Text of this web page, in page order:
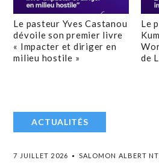
Le pasteur Yves Castanou
dévoile son premier livre
« Impacter et diriger en
milieu hostile »
Le
de
ACTUALITÉS
7 JUILLET 2026 SALOMON ALBERT